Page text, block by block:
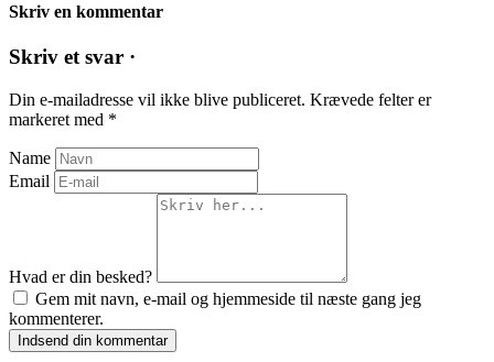
Skriv en kommentar
Skriv et svar ·
Din e-mailadresse vil ikke blive publiceret. Krævede felter er
markeret med *
Name
Email
Hvad er din besked?
Gem mit navn, e-mail og hjemmeside til næste gang jeg
kommenterer.
Indsend din kommentar